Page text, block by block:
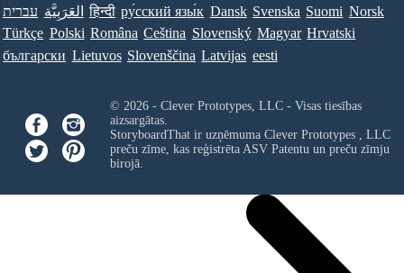
עברית العَرَبِيَّة हिन्दी ру́сский язы́к Dansk Svenska Suomi Norsk
Türkçe Polski Româna Ceština Slovenský Magyar Hrvatski
български Lietuvos Slovenščina Latvijas eesti
© 2026 - Clever Prototypes, LLC - Visas tiesības
aizsargātas.
StoryboardThat ir uzņēmuma Clever Prototypes , LLC
preču zīme, kas reģistrēta ASV Patentu un preču zīmju
birojā.